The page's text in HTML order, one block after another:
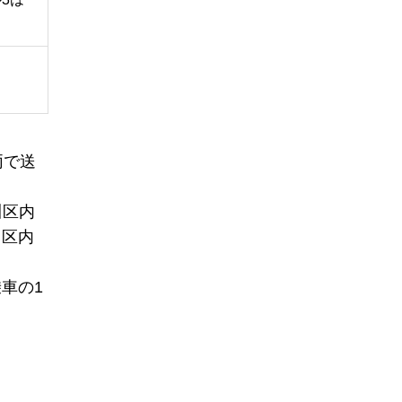
送
内
内
の1